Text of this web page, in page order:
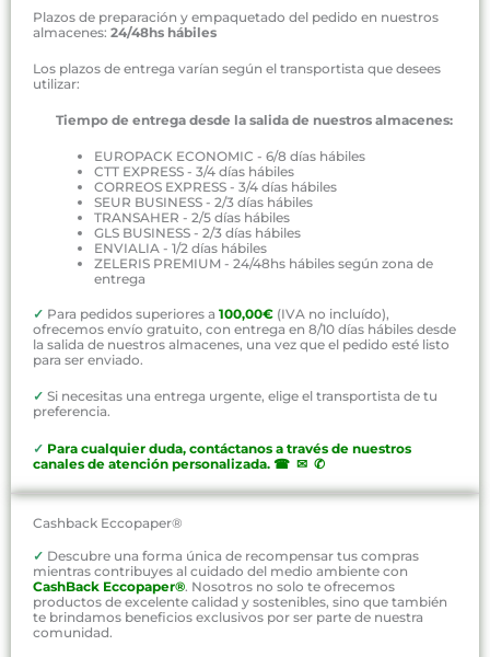
Plazos de preparación y empaquetado del pedido en nuestros
almacenes: 24/48hs hábiles
Los plazos de entrega varían según el transportista que desees
utilizar:
Tiempo de entrega desde la salida de nuestros almacenes:
EUROPACK ECONOMIC - 6/8 días hábiles
CTT EXPRESS - 3/4 días hábiles
CORREOS EXPRESS - 3/4 días hábiles
SEUR BUSINESS - 2/3 días hábiles
TRANSAHER - 2/5 días hábiles
GLS BUSINESS - 2/3 días hábiles
ENVIALIA - 1/2 días hábiles
ZELERIS PREMIUM - 24/48hs hábiles según zona de
entrega
✓ Para pedidos superiores a 100,00€ (IVA no incluído),
ofrecemos envío gratuito, con entrega en 8/10 días hábiles desde
la salida de nuestros almacenes, una vez que el pedido esté listo
para ser enviado.
✓ Si necesitas una entrega urgente, elige el transportista de tu
preferencia.
✓ Para cualquier duda, contáctanos a través de nuestros
canales de atención personalizada. ☎ ✉ ✆
Cashback Eccopaper®
✓ Descubre una forma única de recompensar tus compras
mientras contribuyes al cuidado del medio ambiente con
CashBack Eccopaper®. Nosotros no solo te ofrecemos
productos de excelente calidad y sostenibles, sino que también
te brindamos beneficios exclusivos por ser parte de nuestra
comunidad.